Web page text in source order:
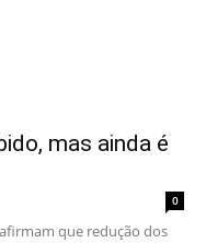
mas ainda é
0
que redução dos